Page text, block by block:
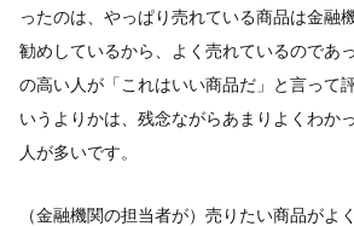
ったのは、やっぱり売れている商品は金融
勧めしているから、よく売れているのであ
の高い人が「これはいい商品だ」と言って
いうよりかは、残念ながらあまりよくわか
人が多いです。
（金融機関の担当者が）売りたい商品がよ